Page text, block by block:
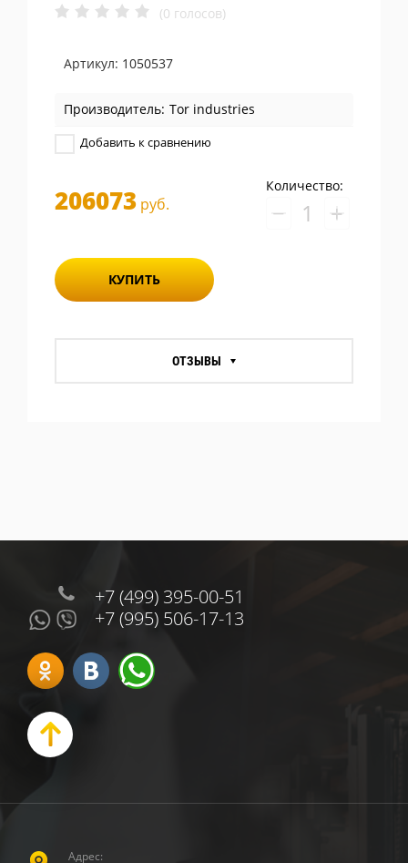
(0 голосов)
Артикул: 1050537
Производитель: Tor industries
Добавить к сравнению
206073 руб.
Количество:
− +
КУПИТЬ
ОТЗЫВЫ
+7 (499) 395-00-51
+7 (995) 506-17-13
Адрес: